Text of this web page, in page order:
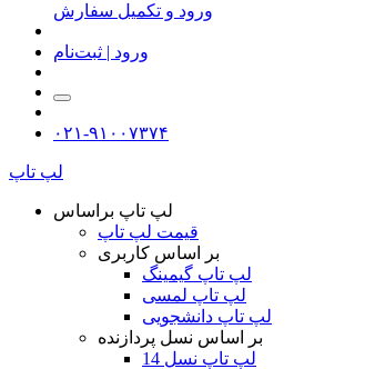
ورود و تکمیل سفارش
ورود | ثبت‌نام
۰۲۱-۹۱۰۰۷۳۷۴
لپ تاپ
لپ تاپ براساس
قیمت لپ تاپ
بر اساس کاربری
لپ تاپ گیمینگ
لپ تاپ لمسی
لپ تاپ دانشجویی
بر اساس نسل پردازنده
لپ تاپ نسل 14